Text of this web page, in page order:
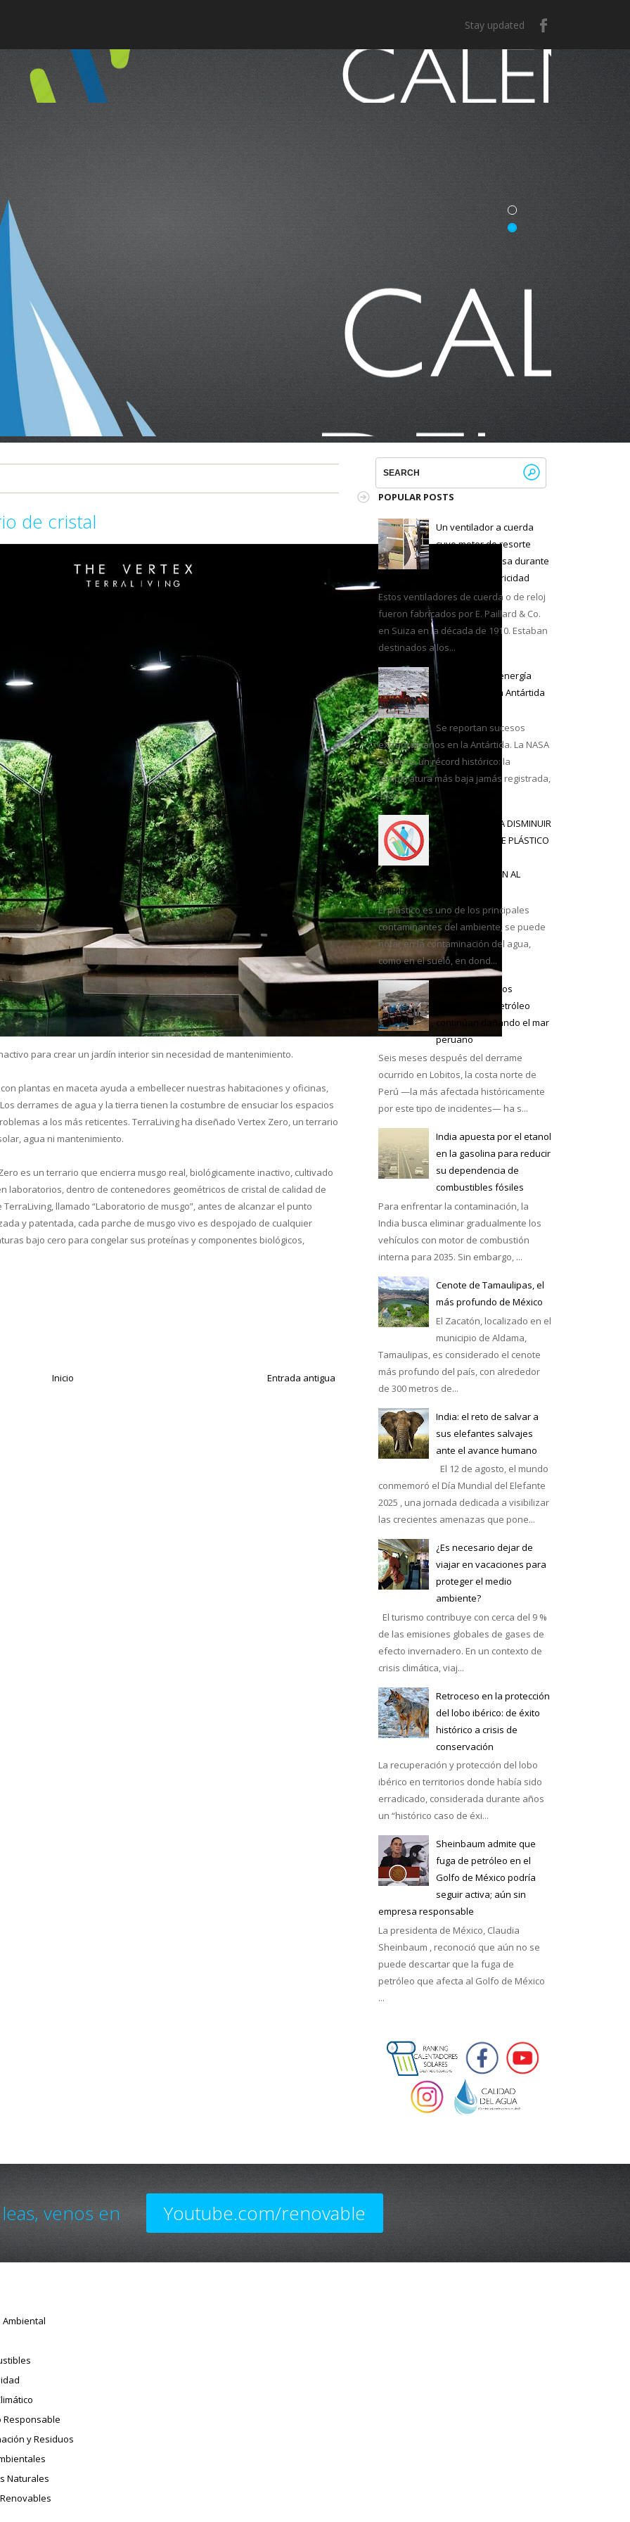
Stay updated
es el mejor calentador solar de México
que tan sana es el agua en tu casa
es el mejor calentador solar de México
de cristal
para crear un jardín interior sin necesidad de mantenimiento.
plantas en maceta ayuda a embellecer nuestras habitaciones y oficinas,
derrames de agua y la tierra tienen la costumbre de ensuciar los espacios
a los más reticentes. TerraLiving ha diseñado Vertex Zero, un terrario
agua ni mantenimiento.
es un terrario que encierra musgo real, biológicamente inactivo, cultivado
laboratorios, dentro de contenedores geométricos de cristal de calidad de
llamado “Laboratorio de musgo”, antes de alcanzar el punto
y patentada, cada parche de musgo vivo es despojado de cualquier
bajo cero para congelar sus proteínas y componentes biológicos,
Entrada antigua
Inicio
POPULAR POSTS
Un ventilador a cuerda
cuyo motor de resorte
proporciona brisa durante
30 min sin electricidad
Estos ventiladores de cuerda o de reloj
fueron fabricados por E. Paillard & Co.
en Suiza en la década de 1910. Estaban
destinados a los...
China lo logra: energía
renovable en la Antártida
Se reportan sucesos
extraordinarios en la Antártida. La NASA
confirmó un récord histórico: la
temperatura más baja jamás registrada,
–93,2 °...
CONSEJOS PARA DISMINUIR
EL CONSUMO DE PLÁSTICO
CONTAMINACIÓN AL
AMBIENTE
El plástico es uno de los principales
contaminantes del ambiente, se puede
notar en la contaminación del agua,
como en el suelo, en dond...
Las huellas de los
derrames de petróleo
continúan dañando el mar
peruano
Seis meses después del derrame
ocurrido en Lobitos, la costa norte de
Perú —la más afectada históricamente
por este tipo de incidentes— ha s...
India apuesta por el etanol
en la gasolina para reducir
su dependencia de
combustibles fósiles
Para enfrentar la contaminación, la
India busca eliminar gradualmente los
vehículos con motor de combustión
interna para 2035. Sin embargo, ...
Cenote de Tamaulipas, el
más profundo de México
El Zacatón, localizado en el
municipio de Aldama,
Tamaulipas, es considerado el cenote
más profundo del país, con alrededor
de 300 metros de...
India: el reto de salvar a
sus elefantes salvajes
ante el avance humano
El 12 de agosto, el mundo
conmemoró el Día Mundial del Elefante
2025 , una jornada dedicada a visibilizar
las crecientes amenazas que pone...
¿Es necesario dejar de
viajar en vacaciones para
proteger el medio
ambiente?
El turismo contribuye con cerca del 9 %
de las emisiones globales de gases de
efecto invernadero. En un contexto de
crisis climática, viaj...
Retroceso en la protección
del lobo ibérico: de éxito
histórico a crisis de
conservación
La recuperación y protección del lobo
ibérico en territorios donde había sido
erradicado, considerada durante años
un “histórico caso de éxi...
Sheinbaum admite que
fuga de petróleo en el
Golfo de México podría
seguir activa; aún sin
empresa responsable
La presidenta de México, Claudia
Sheinbaum , reconoció que aún no se
puede descartar que la fuga de
petróleo que afecta al Golfo de México
...
venos en Youtube.com/renovable
Ambiental
Responsable
y Residuos
Naturales